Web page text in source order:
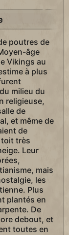
poutres de
âge
Vikings au
à plus
milieu du
religieuse,
de
et même de
de
très
Leur
mais
les
Plus
plantés en
De
debout, et
toutes en